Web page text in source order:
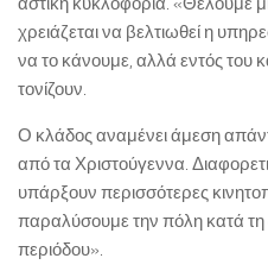
χρειάζεται να βελτιωθεί η
να το κάνουμε, αλλά εντός του
τονίζουν.
Ο κλάδος αναμένει άμεση
από τα Χριστούγεννα.
υπάρξουν περισσότερες
παραλύσουμε την πόλη κατά τη
περιόδου».